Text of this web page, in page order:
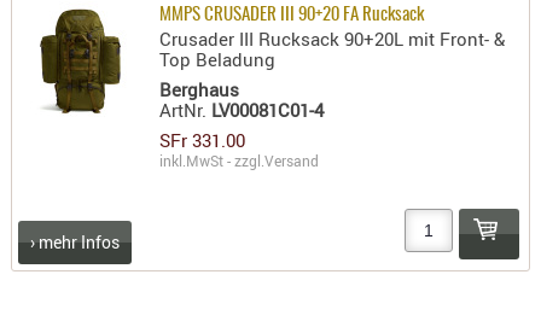
MMPS CRUSADER III 90+20 FA Rucksack
Crusader III Rucksack 90+20L mit Front- &
Top Beladung
Berghaus
ArtNr. LV00081C01-4
SFr 331.00
inkl.MwSt - zzgl.Versand
› mehr Infos